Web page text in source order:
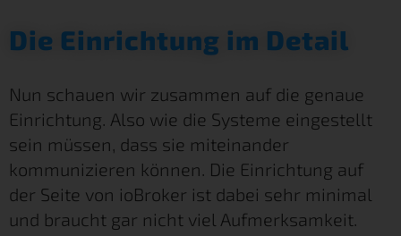
Die Einrichtung im Detail
Nun schauen wir zusammen auf die genaue
Einrichtung. Also wie die Systeme eingestellt
sein müssen, dass sie miteinander
kommunizieren können. Die Einrichtung auf
der Seite von ioBroker ist dabei sehr minimal
und braucht gar nicht viel Aufmerksamkeit.